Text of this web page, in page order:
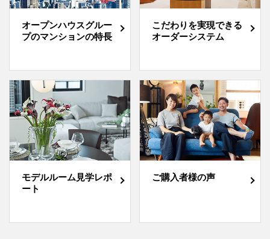
オープンハウスグルー
プのマンションの特長
こだわりを実現できる
オーダーシステム
モデルルーム見学レポ
ート
ご購入者様の声